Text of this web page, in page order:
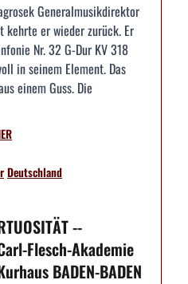
Generalmusikdirektor
er wieder zurück. Er
Nr. 32 G-Dur KV 318
in seinem Element. Das
einem Guss. Die
Deutschland
--
Flesch-Akademie
BADEN-BADEN